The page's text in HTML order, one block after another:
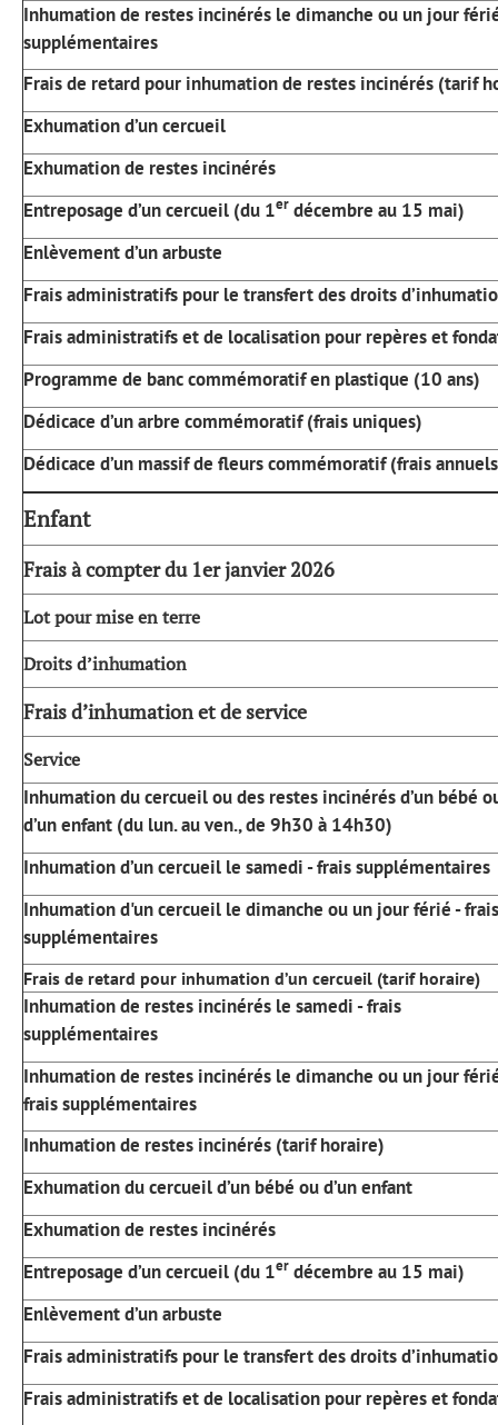
Inhumation de restes incinérés le dimanche ou un jour
supplémentaires
Frais de retard pour inhumation de restes incinérés (tarif
Exhumation d’un cercueil
Exhumation de restes incinérés
Entreposage d’un cercueil (du 1er décembre au 15 mai)
Enlèvement d’un arbuste
Frais administratifs pour le transfert des droits
Frais administratifs et de localisation pour repères et
Programme de banc commémoratif en plastique (10 ans)
Dédicace d’un arbre commémoratif (frais uniques)
Dédicace d’un massif de fleurs commémoratif (frais
Enfant
Frais à compter du 1er janvier 2026
Lot pour mise en terre
Droits d’inhumation
Frais d’inhumation et de service
Service
Inhumation du cercueil ou des restes incinérés d’un bébé
d’un enfant (du lun. au ven., de 9h30 à 14h30)
Inhumation d’un cercueil le samedi - frais supplémentaires
Inhumation d'un cercueil le dimanche ou un jour férié - frais
supplémentaires
Frais de retard pour inhumation d’un cercueil (tarif horaire)
Inhumation de restes incinérés le samedi - frais
supplémentaires
Inhumation de restes incinérés le dimanche ou un jour
frais supplémentaires
Inhumation de restes incinérés (tarif horaire)
Exhumation du cercueil d’un bébé ou d’un enfant
Exhumation de restes incinérés
Entreposage d’un cercueil (du 1er décembre au 15 mai)
Enlèvement d’un arbuste
Frais administratifs pour le transfert des droits
Frais administratifs et de localisation pour repères et